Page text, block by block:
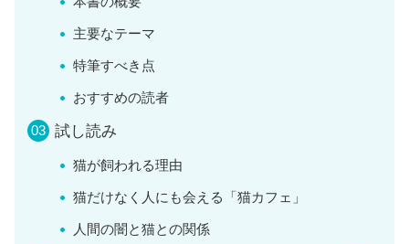
主要なテーマ
特筆すべき点
おすすめの読者
試し読み
猫が飼われる理由
猫だけなく人にも会える「猫カフェ」
人間の闇と猫との関係